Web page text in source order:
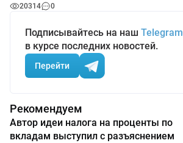
20314 0
Подписывайтесь на наш Telegram
в курсе последних новостей.
Перейти
Рекомендуем
Автор идеи налога на проценты по
вкладам выступил с разъяснением